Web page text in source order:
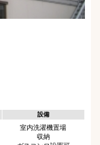
設備
室内洗濯機置場
収納